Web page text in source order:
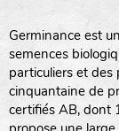
Germinance est
semences
particuliers et des
cinquantaine de
certifiés AB, dont